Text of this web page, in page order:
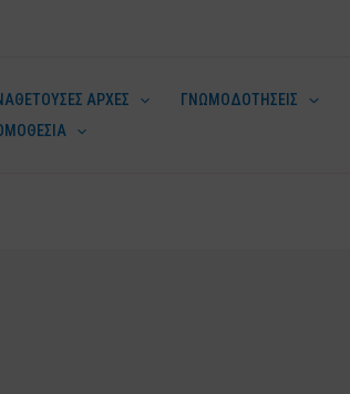
ΑΡΧΕΣ ΓΝΩΜΟΔΟΤΗΣΕΙΣ